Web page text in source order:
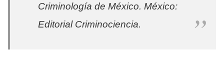
Criminología de México. México:
Editorial Criminociencia.